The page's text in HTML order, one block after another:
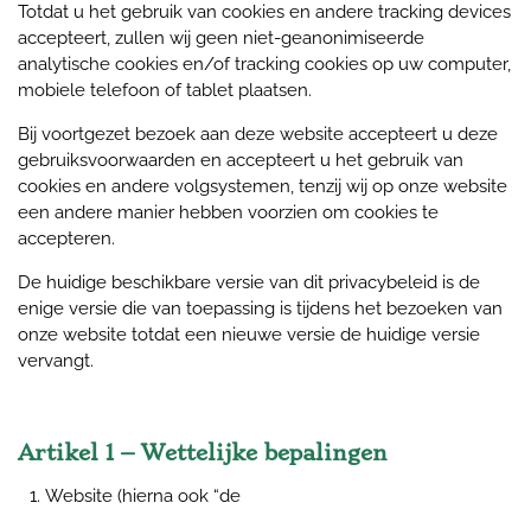
Totdat u het gebruik van cookies en andere tracking devices
accepteert, zullen wij geen niet-geanonimiseerde
analytische cookies en/of tracking cookies op uw computer,
mobiele telefoon of tablet plaatsen.
Bij voortgezet bezoek aan deze website accepteert u deze
gebruiksvoorwaarden en accepteert u het gebruik van
cookies en andere volgsystemen, tenzij wij op onze website
een andere manier hebben voorzien om cookies te
accepteren.
De huidige beschikbare versie van dit privacybeleid is de
enige versie die van toepassing is tijdens het bezoeken van
onze website totdat een nieuwe versie de huidige versie
vervangt.
Artikel 1 – Wettelijke bepalingen
Website (hierna ook “de